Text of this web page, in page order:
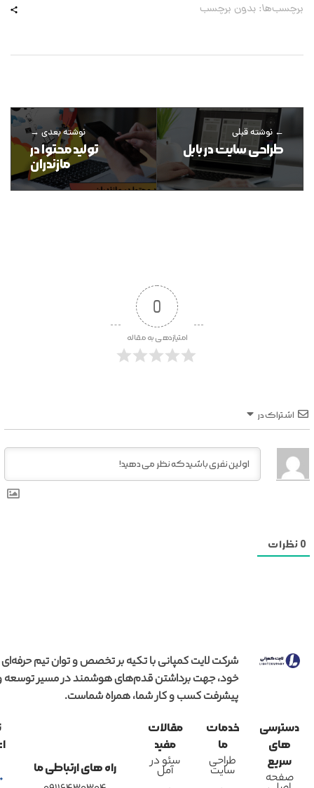
برچسب‌ها: بدون برچسب
نوشته قبلی
طراحی سایت در بابل
نوشته بعدی
تولید محتوا در
مازندران
0
امتیازدهی به مقاله
اشتراک در
0 نظرات
شرکت لایت کمپانی با تکیه بر تخصص و توان تیم حرفه‌ای
خود، جهت برداشتن قدم‌های هوشمند در مسیر توسعه
پیشرفت کسب و کار شما، همراه شماست.
دسترسی
های
سریع
صفحه
خدمات
ما
طراحی
سایت
مقالات
مفید
سئو در
آمل
راه های ارتباطی ما